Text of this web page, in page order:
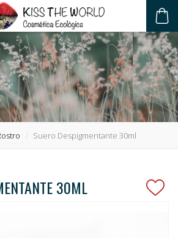
Suero Despigmentante 30ml
30ML